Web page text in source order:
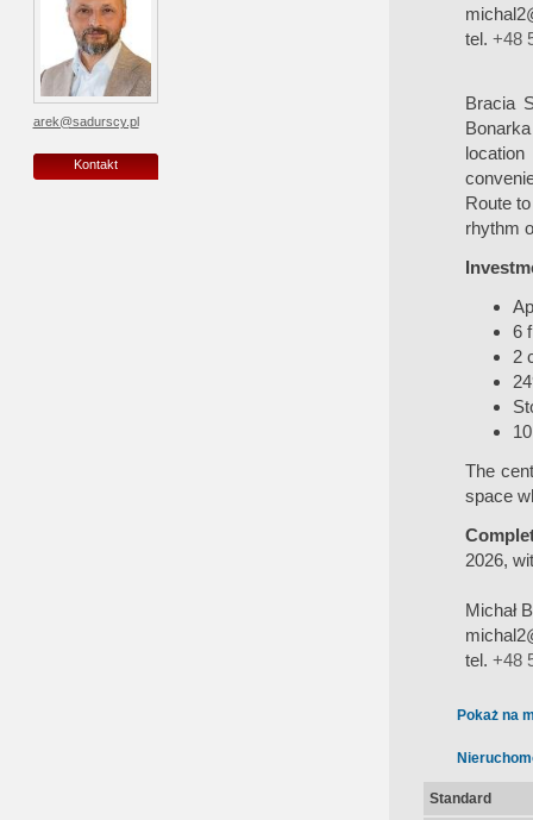
arek@sadurscy.pl
Kontakt
tel. +48
Bracia
Route
rhythm
6
2
The
space
2026,
Michał
tel. +48
Pokaż na
Standard